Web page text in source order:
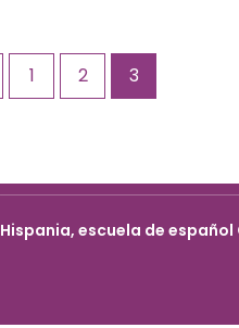
1 2 3
Hispania, escuela de